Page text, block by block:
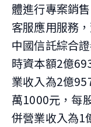
體進行專案銷
客服應用服務
中國信託綜合
時資本額2億
業收入為2億
萬1000元，每
併營業收入為1